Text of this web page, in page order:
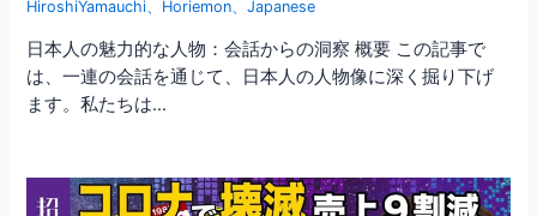
HiroshiYamauchi
Horiemon 、Japanese
日本人の魅力的な人物：会話からの洞察 概要 この記事で
は、一連の会話を通じて、日本人の人物像に深く掘り下げ
ます。私たちは…